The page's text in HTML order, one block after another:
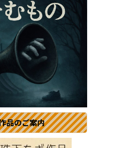
品のご案内